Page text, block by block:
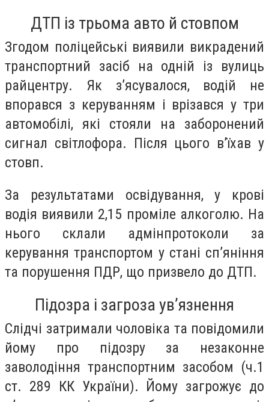
ДТП із трьома авто й стовпом
Згодом поліцейські виявили викрадений
транспортний засіб на одній із вулиць
райцентру. Як з’ясувалося, водій не
впорався з керуванням і врізався у три
автомобілі, які стояли на заборонений
сигнал світлофора. Після цього в’їхав у
стовп.
За результатами освідування, у крові
водія виявили 2,15 проміле алкоголю. На
нього склали адмінпротоколи за
керування транспортом у стані сп’яніння
та порушення ПДР, що призвело до ДТП.
Підозра і загроза ув’язнення
Слідчі затримали чоловіка та повідомили
йому про підозру за незаконне
заволодіння транспортним засобом (ч.1
ст. 289 КК України). Йому загрожує до